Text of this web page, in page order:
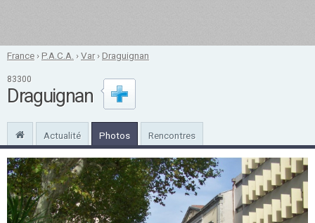
France ›P.A.C.A. ›Var›Draguignan
83300
Draguignan
Actualité Photos Rencontres